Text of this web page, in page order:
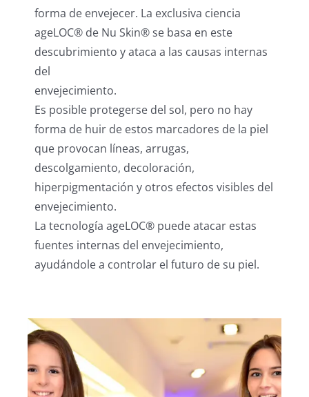
forma de envejecer. La exclusiva ciencia
ageLOC® de Nu Skin® se basa en este
descubrimiento y ataca a las causas internas
del
envejecimiento.
Es posible protegerse del sol, pero no hay
forma de huir de estos marcadores de la piel
que provocan líneas, arrugas,
descolgamiento, decoloración,
hiperpigmentación y otros efectos visibles del
envejecimiento.
La tecnología ageLOC® puede atacar estas
fuentes internas del envejecimiento,
ayudándole a controlar el futuro de su piel.